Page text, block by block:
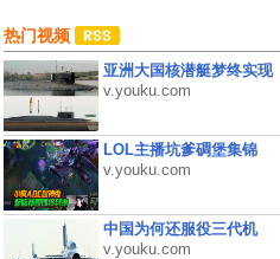
热门视频
亚洲大国核潜艇梦终实现
v.youku.com
LOL主播坑爹碉堡集锦
v.youku.com
中国为何还服役三代机
v.youku.com